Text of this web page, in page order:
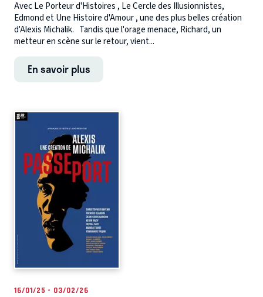
Avec Le Porteur d'Histoires , Le Cercle des Illusionnistes,
Edmond et Une Histoire d'Amour , une des plus belles création
d'Alexis Michalik. Tandis que l'orage menace, Richard, un
metteur en scène sur le retour, vient...
En savoir plus
16/01/25 - 03/02/26